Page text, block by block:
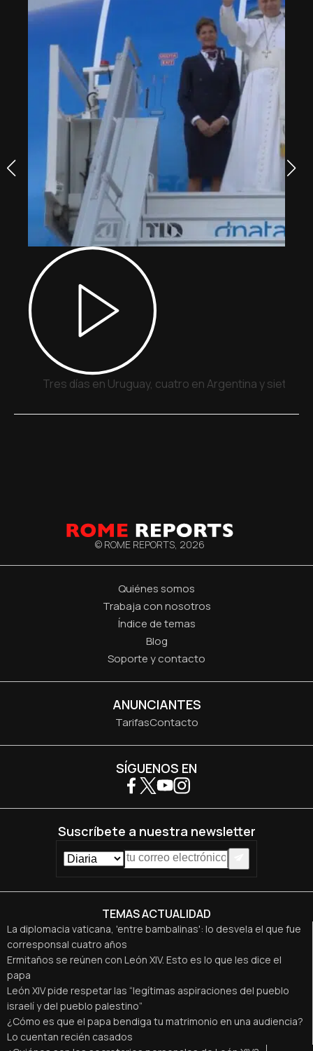
Tres días en Uruguay, cuatro en Argentina y siete
© ROME REPORTS, 2026
Quiénes somos
Trabaja con nosotros
Índice de temas
Blog
Soporte y contacto
ANUNCIANTES
TarifasContacto
TEMAS ACTUALIDAD
La diplomacia vaticana, 'entre bambalinas': lo desvela el que fue
corresponsal cuatro años
Ermitaños se reúnen con León XIV. Esto es lo que les dice el
papa
León XIV pide respetar las “legítimas aspiraciones del pueblo
israelí y del pueblo palestino”
¿Cómo es que el papa bendiga tu matrimonio en una audiencia?
Lo cuentan recién casados
SÍGUENOS EN
Suscríbete a nuestra newsletter